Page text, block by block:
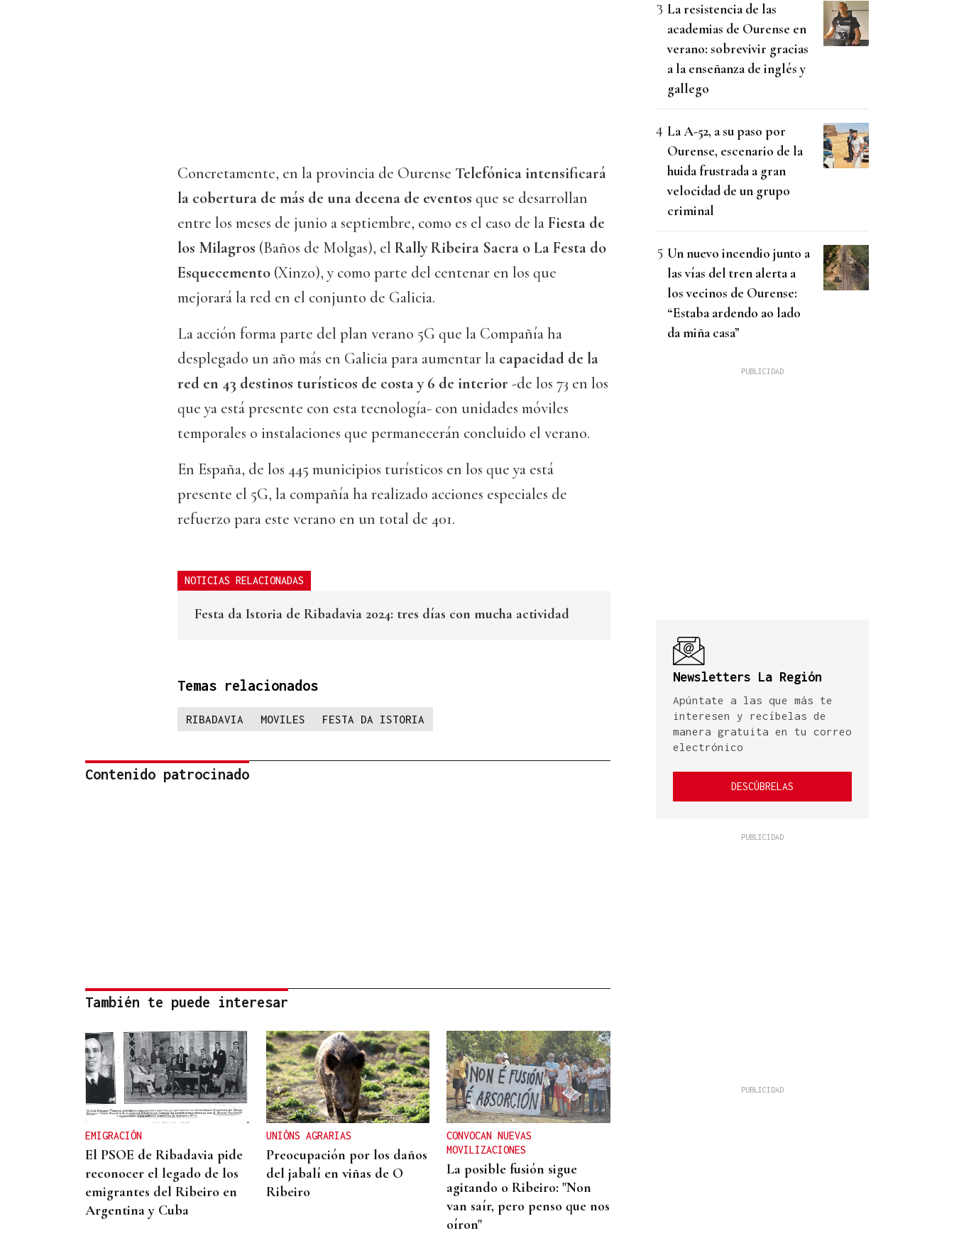
Concretamente, en la provincia de Ourense Telefónica intensificará
la cobertura de más de una decena de eventos que se desarrollan
entre los meses de junio a septiembre, como es el caso de laFiesta de
los Milagros (Baños de Molgas), el Rally Ribeira Sacra o La Festa do
Esquecemento (Xinzo), y como parte del centenar en los que
mejorará la red en el conjunto de Galicia.
La acción forma parte del plan verano 5G que la Compañía ha
desplegado un año más en Galicia para aumentar la capacidad de la
red en 43 destinos turísticos de costa y 6 de interior -de los 73 en los
que ya está presente con esta tecnología- con unidades móviles
temporales o instalaciones que permanecerán concluido el verano.
En España, de los 445 municipios turísticos en los que ya está
presente el 5G, la compañía ha realizado acciones especiales de
refuerzo para este verano en un total de 401.
NOTICIAS RELACIONADAS
Festa da Istoria de Ribadavia 2024: tres días con mucha actividad
Temas relacionados
RIBADAVIA MOVILES FESTA DA ISTORIA
Contenido patrocinado
También te puede interesar
EMIGRACIÓN
El PSOE de Ribadavia pide
reconocer el legado de los
emigrantes del Ribeiro en
Argentina y Cuba
UNIÓNS AGRARIAS
Preocupación por los daños
del jabalí en viñas de O
Ribeiro
CONVOCAN NUEVAS
MOVILIZACIONES
La posible fusión sigue
agitando o Ribeiro: "Non
van saír, pero penso que nos
oíron"
La resistencia de las
academias de Ourense en
verano: sobrevivir gracias
a la enseñanza de inglés y
gallego
La A-52, a su paso por
Ourense, escenario de la
huida frustrada a gran
velocidad de un grupo
criminal
Un nuevo incendio junto a
las vías del tren alerta a
los vecinos de Ourense:
“Estaba ardendo ao lado
da miña casa”
Newsletters La Región
Apúntate a las que más te
interesen y recíbelas de
manera gratuita en tu correo
electrónico
DESCÚBRELAS